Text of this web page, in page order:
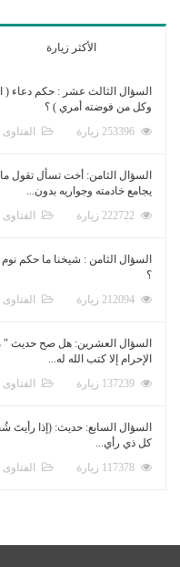
الأكثر زيارة
السؤال الثالث عشر : حكم دعاء (
وكل من فوضته أمري ) ؟
الفتاوى
السؤال الثامن: أخت تسأل تقول
يجامع خادمته وجواريه بدون...
الفتاوى
السؤال الثامن : شيخنا ما حكم
؟
الفتاوى
السؤال العشرين: هل صح حديث " من
الإحرام إلا كتب الله له...
الفتاوى
السؤال السابع: حديث: (إذا رأيتَ
كل ذي رأي...
الفتاوى